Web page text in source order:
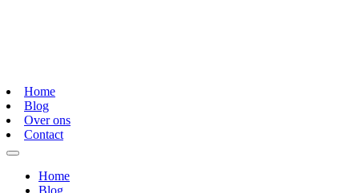
Home
Blog
Over ons
Contact
Home
Blog